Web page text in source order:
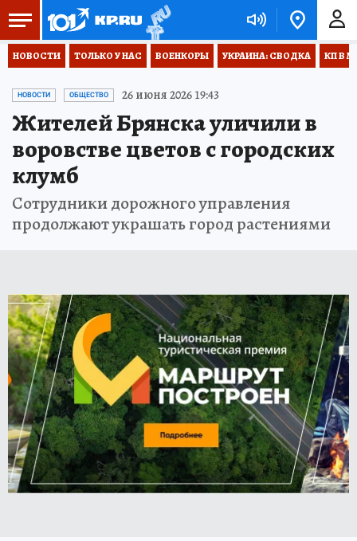
НОВОСТИ ТОЛЬКО У НАС ВОЕНКОРЫ УКРАИНА: СВОДКА КП В
НОВОСТИ ОБЩЕСТВО 26 июня 2026 19:43
Жителей Брянска уличили в
воровстве цветов с городских
клумб
Сотрудники дорожного управления
продолжают украшать город растениями